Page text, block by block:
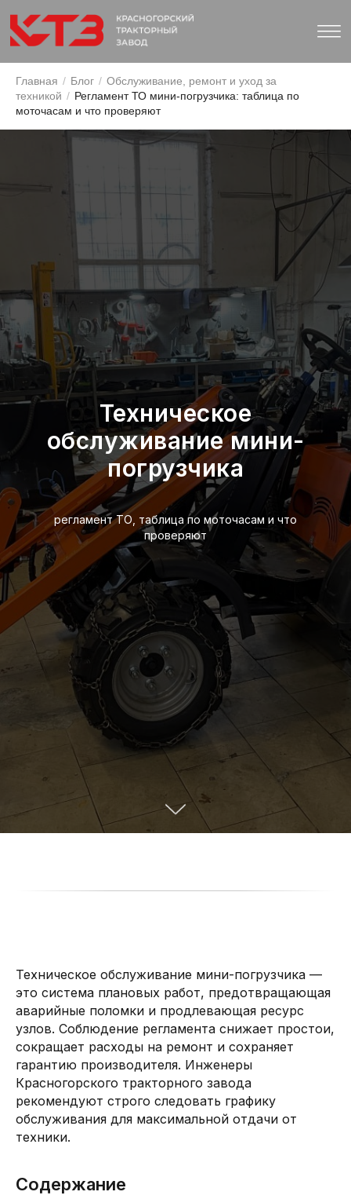
Главная / Блог / Обслуживание, ремонт и уход за
техникой / Регламент ТО мини-погрузчика: таблица по
моточасам и что проверяют
Техническое
обслуживание мини-
погрузчика
регламент ТО, таблица по моточасам и что
проверяют
Техническое обслуживание мини-погрузчика —
это система плановых работ, предотвращающая
аварийные поломки и продлевающая ресурс
узлов. Соблюдение регламента снижает простои,
сокращает расходы на ремонт и сохраняет
гарантию производителя. Инженеры
Красногорского тракторного завода
рекомендуют строго следовать графику
обслуживания для максимальной отдачи от
техники.
Содержание